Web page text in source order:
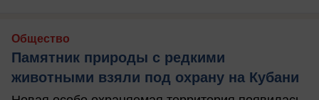
Общество
Памятник природы с редкими
животными взяли под охрану на Кубани